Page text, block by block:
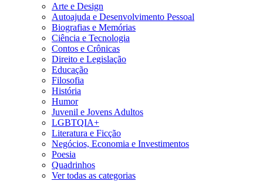
Arte e Design
Autoajuda e Desenvolvimento Pessoal
Biografias e Memórias
Ciência e Tecnologia
Contos e Crônicas
Direito e Legislação
Educação
Filosofia
História
Humor
Juvenil e Jovens Adultos
LGBTQIA+
Literatura e Ficção
Negócios, Economia e Investimentos
Poesia
Quadrinhos
Ver todas as categorias